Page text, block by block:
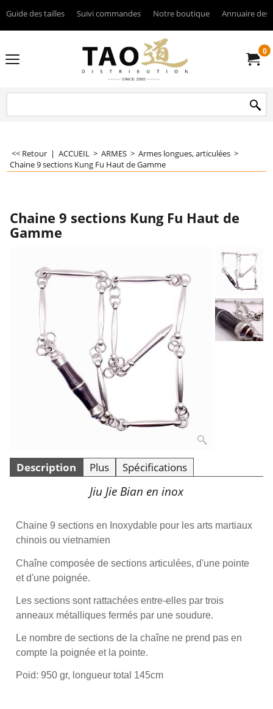
Guide des tailles Suivi commandes Notre boutique Annuaire des
0
<< Retour | ACCUEIL > ARMES > Armes longues, articulées >
Chaine 9 sections Kung Fu Haut de Gamme
Chaine 9 sections Kung Fu Haut de
Gamme
Description Plus Spécifications
Jiu Jie Bian en inox
Chaine 9 sections en Inoxydable pour les arts martiaux
chinois ou vietnamien
Chaîne composée de sections articulées, d'une pointe
et d'une poignée.
Les sections sont rattachées entre-elles par trois
anneaux métalliques fermés par une soudure.
Le nombre de sections de la chaîne ne prend pas en
compte la poignée et la pointe.
Poid: 950 gr, longueur total 145cm